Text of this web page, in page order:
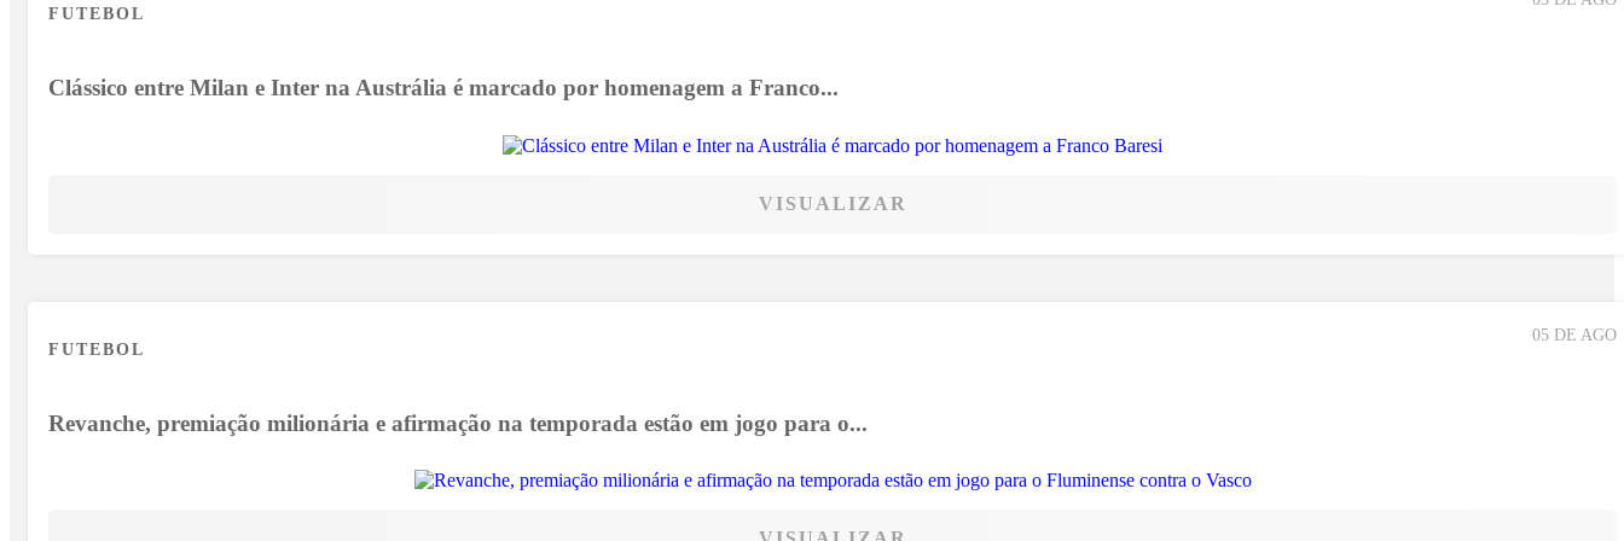
FUTEBOL
Clássico entre Milan e Inter na Austrália é marcado por homenagem a Franco...
VISUALIZAR
05 DE AGO
FUTEBOL
Revanche, premiação milionária e afirmação na temporada estão em jogo para o...